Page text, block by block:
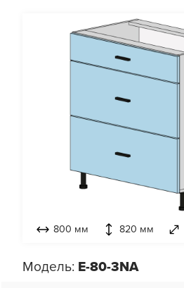
800 мм 820 мм
Модель: E-80-3NA